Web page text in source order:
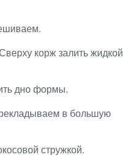
корж залить жидкой
дно формы.
в большую
стружкой.